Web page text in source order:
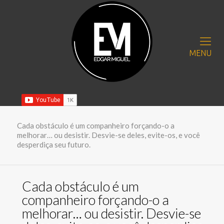
MENU
Cada obstáculo é um companheiro forçando-o a
melhorar… ou desistir. Desvie-se deles, evite-os, e você
desperdiça seu futuro.
Cada obstáculo é um
companheiro forçando-o a
melhorar… ou desistir. Desvie-se